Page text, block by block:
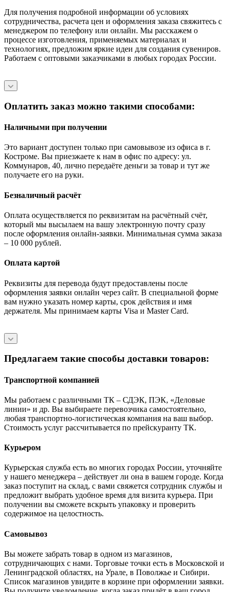
Для получения подробной информации об условиях
сотрудничества, расчета цен и оформления заказа свяжитесь с
менеджером по телефону или онлайн. Мы расскажем о
процессе изготовления, применяемых материалах и
технологиях, предложим яркие идеи для создания сувениров.
Работаем с оптовыми заказчиками в любых городах России.
Оплатить заказ можно такими способами:
Наличными при получении
Это вариант доступен только при самовывозе из офиса в г.
Костроме. Вы приезжаете к нам в офис по адресу: ул.
Коммунаров, 40, лично передаёте деньги за товар и тут же
получаете его на руки.
Безналичный расчёт
Оплата осуществляется по реквизитам на расчётный счёт,
который мы высылаем на вашу электронную почту сразу
после оформления онлайн-заявки. Минимальная сумма заказа
– 10 000 рублей.
Оплата картой
Реквизиты для перевода будут предоставлены после
оформления заявки онлайн через сайт. В специальной форме
вам нужно указать номер карты, срок действия и имя
держателя. Мы принимаем карты Visa и Master Card.
Предлагаем такие способы доставки товаров:
Транспортной компанией
Мы работаем с различными ТК – СДЭК, ПЭК, «Деловые
линии» и др. Вы выбираете перевозчика самостоятельно,
любая транспортно-логистическая компания на ваш выбор.
Cтоимость услуг рассчитывается по прейскуранту ТК.
Курьером
Курьерская служба есть во многих городах России, уточняйте
у нашего менеджера – действует ли она в вашем городе. Когда
заказ поступит на склад, с вами свяжется сотрудник службы и
предложит выбрать удобное время для визита курьера. При
получении вы сможете вскрыть упаковку и проверить
содержимое на целостность.
Самовывоз
Вы можете забрать товар в одном из магазинов,
сотрудничающих с нами. Торговые точки есть в Московской и
Ленинградской областях, на Урале, в Поволжье и Сибири.
Список магазинов увидите в корзине при оформлении заявки.